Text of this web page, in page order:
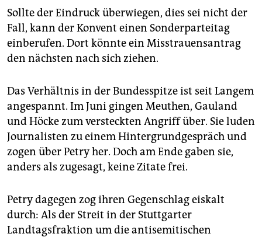
Sollte der Eindruck überwiegen, dies sei nicht der
Fall, kann der Konvent einen Sonderparteitag
einberufen. Dort könnte ein Misstrauensantrag
den nächsten nach sich ziehen.
Das Verhältnis in der Bundesspitze ist seit Langem
angespannt. Im Juni gingen Meuthen, Gauland
und Höcke zum versteckten Angriff über. Sie luden
Journalisten zu einem Hintergrundgespräch und
zogen über Petry her. Doch am Ende gaben sie,
anders als zugesagt, keine Zitate frei.
Petry dagegen zog ihren Gegenschlag eiskalt
durch: Als der Streit in der Stuttgarter
Landtagsfraktion um die antisemitischen